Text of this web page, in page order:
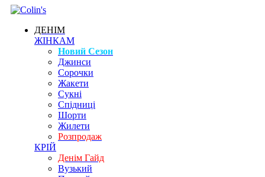
ДЕНІМ
ЖІНКАМ
Новий Сезон
Джинси
Сорочки
Жакети
Сукні
Спідниці
Шорти
Жилети
Розпродаж
КРІЙ
Денім Гайд
Вузький